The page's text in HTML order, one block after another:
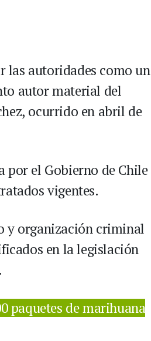
las autoridades como un
autor material del
ocurrido en abril de
el Gobierno de Chile
vigentes.
y organización criminal
en la legislación
paquetes de marihuana